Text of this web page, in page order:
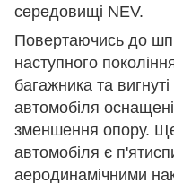
середовищі NEV.
Повертаючись до
наступного
багажника та
автомобіля
зменшення опору.
автомобіля є
аеродинамічними